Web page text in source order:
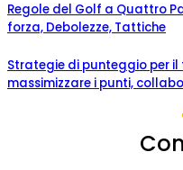
Regole del Golf a Quattro
forza, Debolezze, Tattiche
Strategie di punteggio per
massimizzare i punti,